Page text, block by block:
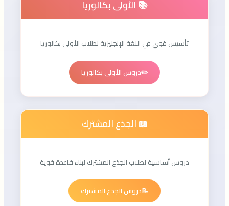
📚 الأولى بكالوريا
تأسيس قوي في اللغة الإنجليزية لطلاب الأولى بكالوريا
✏️دروس الأولى بكالوريا
📖 الجذع المشترك
دروس أساسية لطلاب الجذع المشترك لبناء قاعدة قوية
📝دروس الجذع المشترك